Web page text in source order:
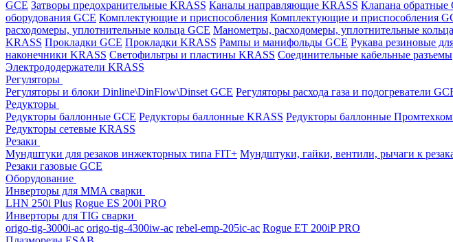
GCE Затворы предохранительные KRASS Каналы направляющие KRASS Клапана обратные
оборудования GCE Комплектующие и приспособления Комплектующие и приспособления
расходомеры, уплотнительные кольца GCE Манометры, расходомеры, уплотнительные
KRASS Прокладки GCE Прокладки KRASS Рампы и манифольды GCE Рукава резиновые
наконечники KRASS Светофильтры и пластины KRASS Соединительные кабельные разъемы
Электрододержатели KRASS
Регуляторы
Регуляторы и блоки Dinline\DinFlow\Dinset GCE Регуляторы расхода газа и подогреватели
Редукторы
Редукторы баллонные GCE Редукторы баллонные KRASS Редукторы баллонные
Редукторы сетевые KRASS
Резаки
Мундштуки для резаков инжекторных типа FIT+ Мундштуки, гайки, вентили, рычаги к
Резаки газовые GCE
Оборудование
Инверторы для MMA сварки
LHN 250i Plus Rogue ES 200i PRO
Инверторы для TIG сварки
origo-tig-3000i-ac origo-tig-4300iw-ac rebel-emp-205ic-ac Rogue ET 200iP PRO